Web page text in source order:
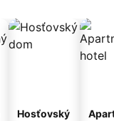
Hosťovský